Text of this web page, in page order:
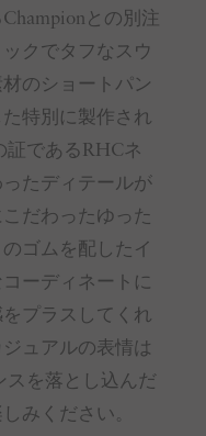
との別注
クでタフなスウ
のショートパン
特別に製作され
証であるRHCネ
たディテールが
だわったゆった
ゴムを配したイ
ーディネートに
プラスしてくれ
ュアルの表情は
を落とし込んだ
みください。